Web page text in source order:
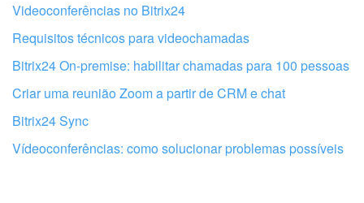
Videoconferências no Bitrix24
Requisitos técnicos para videochamadas
Bitrix24 On-premise: habilitar chamadas para 100 pessoas
Criar uma reunião Zoom a partir de CRM e chat
Bitrix24 Sync
Vídeoconferências: como solucionar problemas possíveis